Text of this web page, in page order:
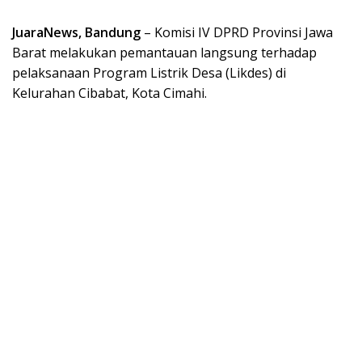
JuaraNews, Bandung – Komisi IV DPRD Provinsi Jawa
Barat melakukan pemantauan langsung terhadap
pelaksanaan Program Listrik Desa (Likdes) di
Kelurahan Cibabat, Kota Cimahi.